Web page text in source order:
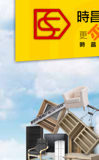
主頁